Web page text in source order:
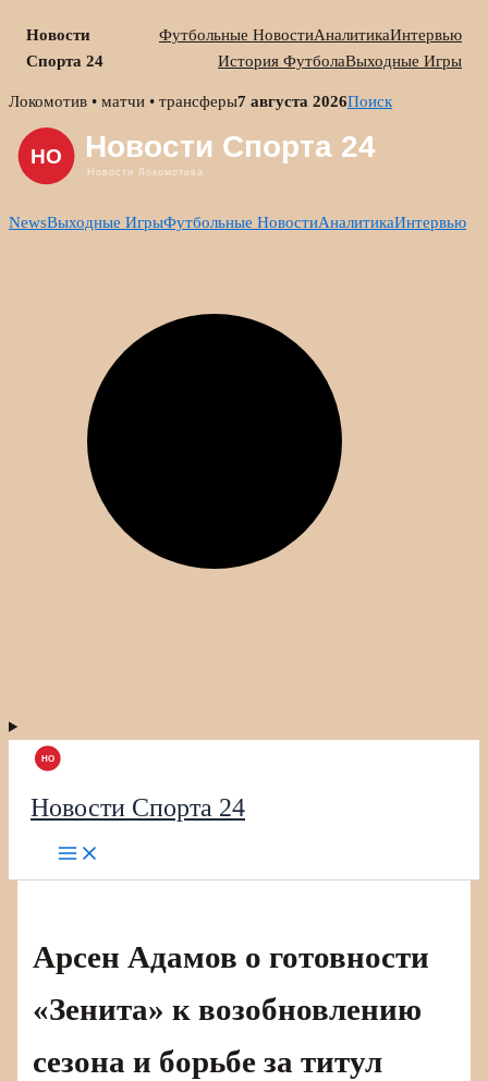
Новости
Спорта 24
Футбольные НовостиАналитикаИнтервью
История ФутболаВыходные Игры
Skip
content
Локомотив • матчи • трансферы7 августа 2026Поиск
NewsВыходные ИгрыФутбольные НовостиАналитикаИнтервью
Новости Спорта 24
Арсен Адамов о готовности
«Зенита» к возобновлению
сезона и борьбе за титул